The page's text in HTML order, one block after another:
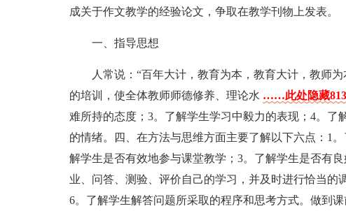
成关于作文教学的经验论文，争取在教学刊物上发表。
一、指导思想
人常说：“百年大计，教育为本，教育大计，教师
的培训，使全体教师师德修养、理论水 ……此处隐藏
难所持的态度；3。了解学生学习中毅力的表现；4。了
的情绪。四、在方法与思维方面主要了解以下六点：1
解学生是否有效地参与课堂教学；3。了解学生是否有
业、问答、测验、评价自己的学习，并及时进行恰当的
6。了解学生解答问题所采取的程序和思考方式。做到